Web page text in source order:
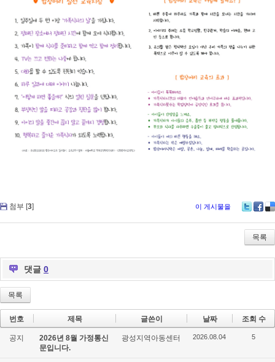
첨부 [3] 이 게시물을
itte ce
bo
ok
lici
ou
s
목록
댓글 0
목록
번호 제목 글쓴이 날짜 조회 수
공지
2026년 8월 가정통신
문입니다.
광성지역아동센터 2026.08.04 5